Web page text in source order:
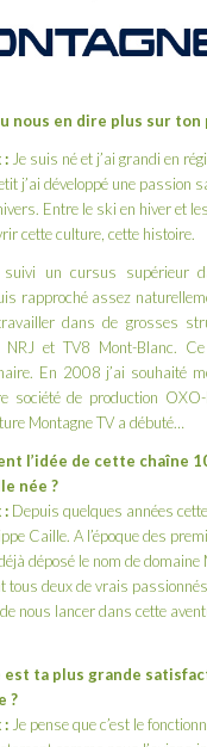
nous en dire plus sur ton
:Je suis né et j’ai grandi en
j’ai développé une passion
Entre le ski en hiver et les
cette culture, cette histoire.
suivi un cursus supérieur
rapproché assez
dans de grosses
NRJ et TV8 Mont-Blanc.
En 2008 j’ai souhaité
société de production
Montagne TV a débuté…
l’idée de cette chaîne
née ?
: Depuis quelques années
Caille. A l’époque des
déposé le nom de domaine
deux de vrais passionnés
nous lancer dans cette
est ta plus grande
?
: Je pense que c’est le